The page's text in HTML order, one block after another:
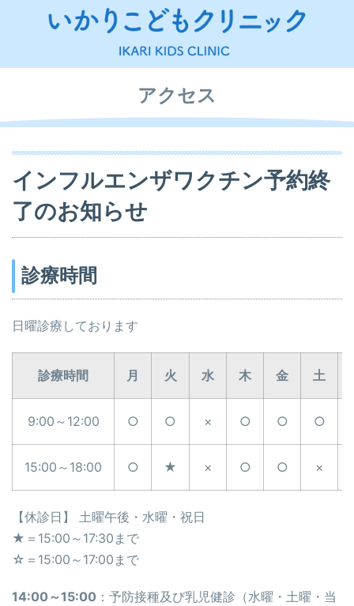
アクセス
インフルエンザワクチン予約終
了のお知らせ
診療時間
日曜診療しております
診療時間 月 火 水 木 金 土
9:00～12:00 ○ ○ × ○ ○ ○
15:00～18:00 ○ ★ × ○ ○ ×
【休診日】 土曜午後・水曜・祝日
★＝15:00～17:30まで
☆＝15:00～17:00まで
14:00～15:00 ：予防接種及び乳児健診（水曜・土曜・当